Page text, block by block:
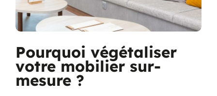
Pourquoi végétaliser
votre mobilier sur-
mesure ?